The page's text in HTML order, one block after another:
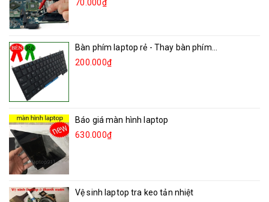
70.000₫
Bàn phím laptop rẻ - Thay bàn phím...
200.000₫
Báo giá màn hình laptop
630.000₫
Vệ sinh laptop tra keo tản nhiệt